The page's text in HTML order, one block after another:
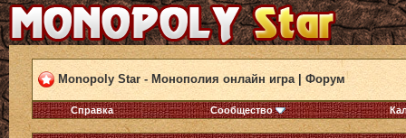
Monopoly Star - Монополия онлайн игра | Форум
Справка Сообщество